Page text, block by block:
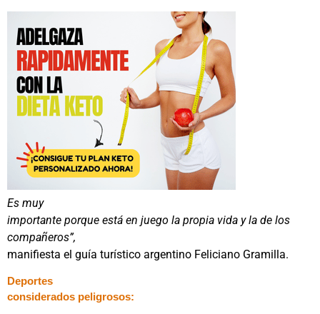
Es muy
importante porque está en juego la propia vida y la de los
compañeros”,
manifiesta el guía turístico argentino Feliciano Gramilla.
Deportes
considerados peligrosos: